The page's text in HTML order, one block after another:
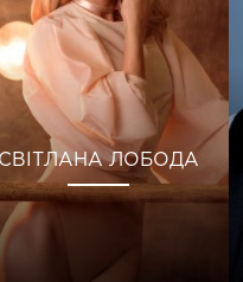
СВІТЛАНА ЛОБОДА